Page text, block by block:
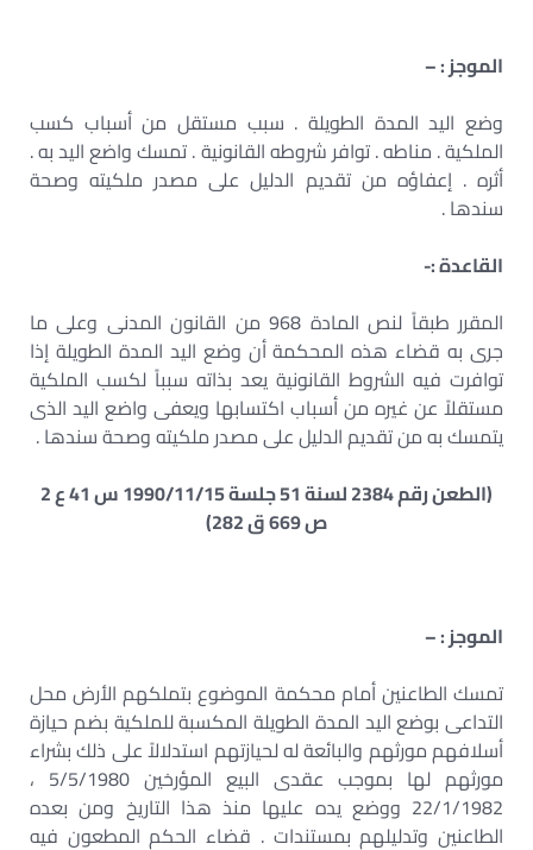
الموجز : –
وضع اليد المدة الطويلة . سبب مستقل من أسباب كسب
الملكية . مناطه . توافر شروطه القانونية . تمسك واضع اليد به .
أثره . إعفاؤه من تقديم الدليل على مصدر ملكيته وصحة
سندها .
القاعدة :-
المقرر طبقاً لنص المادة 968 من القانون المدنى وعلى ما
جرى به قضاء هذه المحكمة أن وضع اليد المدة الطويلة إذا
توافرت فيه الشروط القانونية يعد بذاته سبباً لكسب الملكية
مستقلاً عن غيره من أسباب اكتسابها ويعفى واضع اليد الذى
يتمسك به من تقديم الدليل على مصدر ملكيته وصحة سندها .
(الطعن رقم 2384 لسنة 51 جلسة 1990/11/15 س 41 ع 2
ص 669 ق 282)
الموجز : –
تمسك الطاعنين أمام محكمة الموضوع بتملكهم الأرض محل
التداعى بوضع اليد المدة الطويلة المكسبة للملكية بضم حيازة
أسلافهم مورثهم والبائعة له لحيازتهم استدلالاً على ذلك بشراء
مورثهم لها بموجب عقدى البيع المؤرخين 5/5/1980 ،
22/1/1982 ووضع يده عليها منذ هذا التاريخ ومن بعده
الطاعنين وتدليلهم بمستندات . قضاء الحكم المطعون فيه